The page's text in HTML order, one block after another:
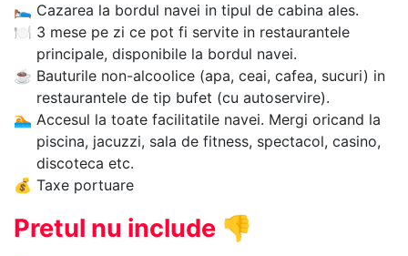
🛌 Cazarea la bordul navei in tipul de cabina ales.
🍽 3 mese pe zi ce pot fi servite in restaurantele
principale, disponibile la bordul navei.
☕ Bauturile non-alcoolice (apa, ceai, cafea, sucuri) in
restaurantele de tip bufet (cu autoservire).
🏊‍ Accesul la toate facilitatile navei. Mergi oricand la
piscina, jacuzzi, sala de fitness, spectacol, casino,
discoteca etc.
💰 Taxe portuare
Pretul nu include 👎